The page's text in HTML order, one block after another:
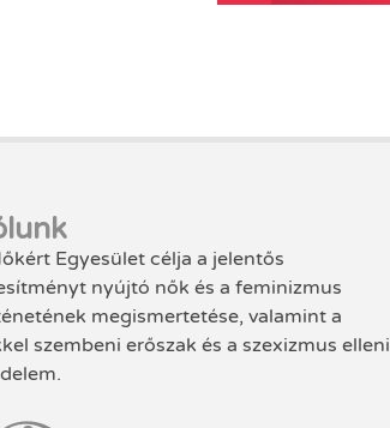
Egyesület célja a jelentős
nyújtó nők és a feminizmus
megismertetése, valamint a
szembeni erőszak és a szexizmus elleni